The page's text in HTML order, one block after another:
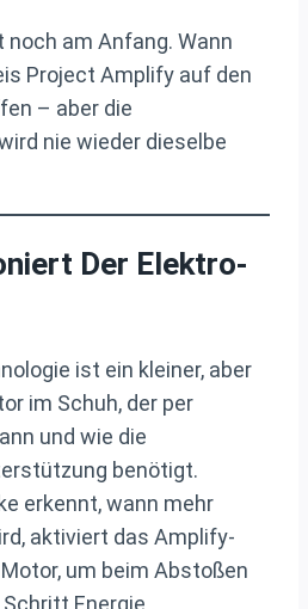
am Anfang. Wann
Project Amplify auf den
– aber die
nie wieder dieselbe
Der Elektro-
ist ein kleiner, aber
im Schuh, der per
und wie die
benötigt.
erkennt, wann mehr
aktiviert das Amplify-
um beim Abstoßen
Energie